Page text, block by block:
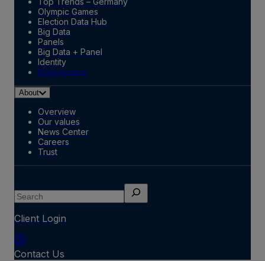
Olympic Games
Election Data Hub
Big Data
Panels
Big Data + Panel
Identity
Marketplace
About
Overview
Our values
News Center
Careers
Trust
Search
Client Login
Contact Us